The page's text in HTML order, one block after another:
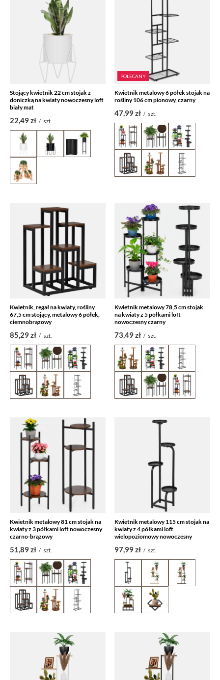
Stojący kwietnik 22 cm stojak z
doniczką na kwiaty nowoczesny loft
biały mat
22,49 zł / szt.
POLECANY
Kwietnik metalowy 6 półek stojak na
rośliny 106 cm pionowy, czarny
47,99 zł / szt.
Kwietnik, regał na kwiaty, rośliny
67,5 cm stojący, metalowy 6 półek,
ciemnobrązowy
85,29 zł / szt.
Kwietnik metalowy 78,5 cm stojak
na kwiaty z 5 półkami loft
nowoczesny czarny
73,49 zł / szt.
Kwietnik metalowy 81 cm stojak na
kwiaty z 3 półkami loft nowoczesny
czarno-brązowy
51,89 zł / szt.
Kwietnik metalowy 115 cm stojak na
kwiaty z 4 półkami loft
wielopoziomowy nowoczesny
97,99 zł / szt.